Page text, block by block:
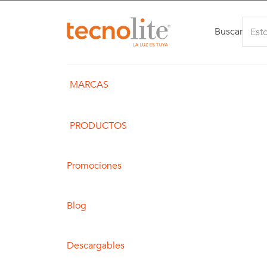
Buscar
MARCAS
PRODUCTOS
Promociones
Blog
Descargables